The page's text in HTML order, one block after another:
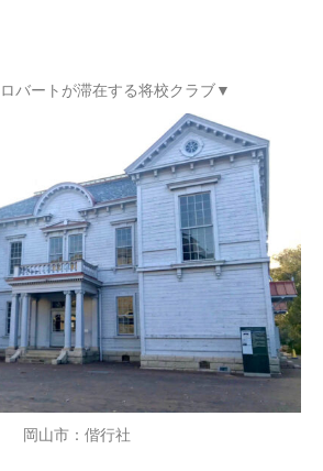
バートが滞在する将校クラブ▼
岡山市：偕行社